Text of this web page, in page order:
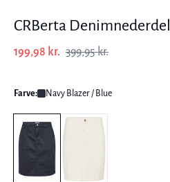
CRBerta Denimnederdel
199,98 kr. 399,95 kr.
Farve: Navy Blazer / Blue